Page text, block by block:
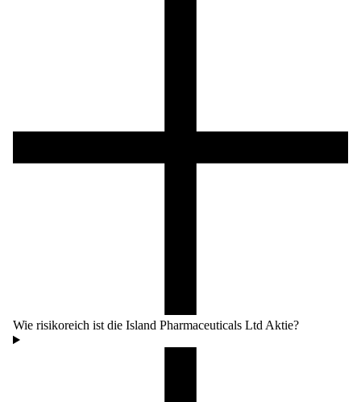
Wie risikoreich ist die Island Pharmaceuticals Ltd Aktie?